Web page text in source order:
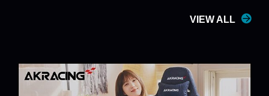
VIEW ALL